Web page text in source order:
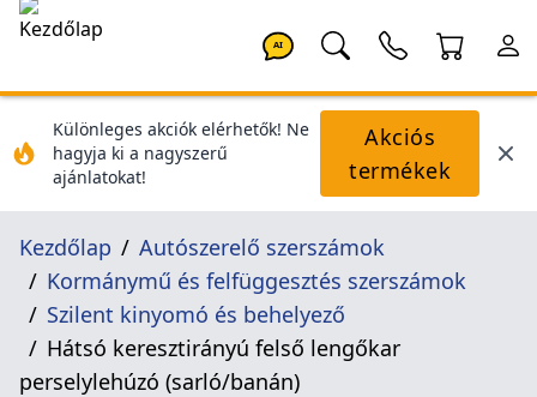
AI
Különleges akciók elérhetők! Ne
hagyja ki a nagyszerű
ajánlatokat!
Akciós
termékek
Kezdőlap
Autószerelő szerszámok
Kormánymű és felfüggesztés szerszámok
Szilent kinyomó és behelyező
Hátsó keresztirányú felső lengőkar
perselylehúzó (sarló/banán)